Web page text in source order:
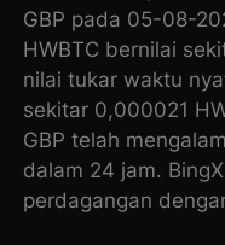
GBP pada 05-08-
HWBTC bernilai
nilai tukar waktu
sekitar 0,000021
GBP telah
dalam 24 jam.
perdagangan